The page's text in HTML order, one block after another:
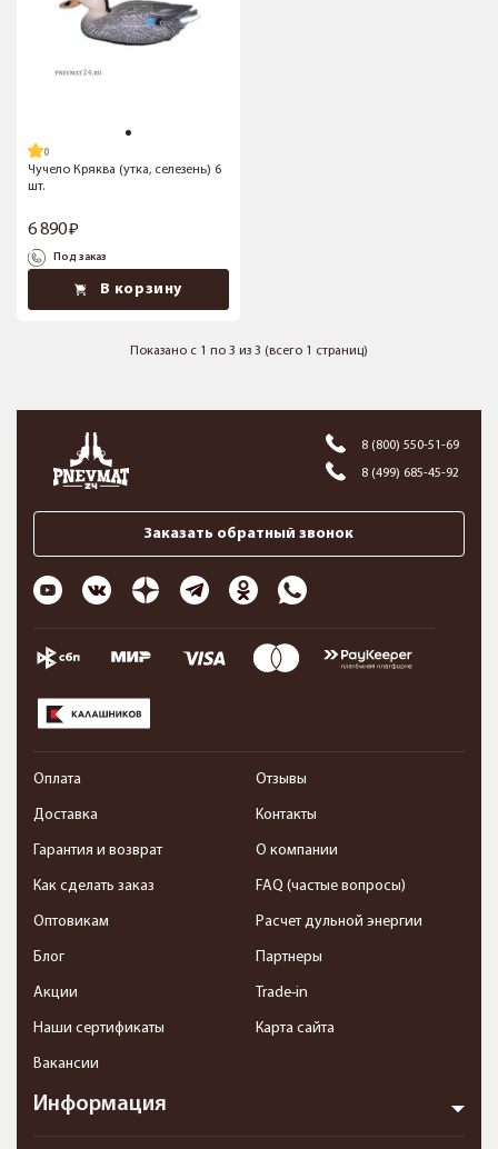
Чучело Кряква (утка, селезень) 6
шт.
6 890
Под заказ
В корзину
Показано с 1 по 3 из 3 (всего 1 страниц)
8 (800) 550-51-69
8 (499) 685-45-92
Заказать обратный звонок
Информация
Оплата
Доставка
Гарантия и возврат
Как сделать заказ
Оптовикам
Блог
Акции
Наши сертификаты
Вакансии
Отзывы
Контакты
О компании
FAQ (частые вопросы)
Расчет дульной энергии
Партнеры
Trade-in
Карта сайта